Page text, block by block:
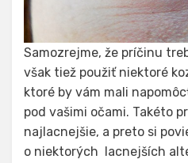
Samozrejme, že príčinu
však tiež použiť niektoré
ktoré by vám mali
pod vašimi očami. Takéto
najlacnejšie, a preto si
o niektorých lacnejších